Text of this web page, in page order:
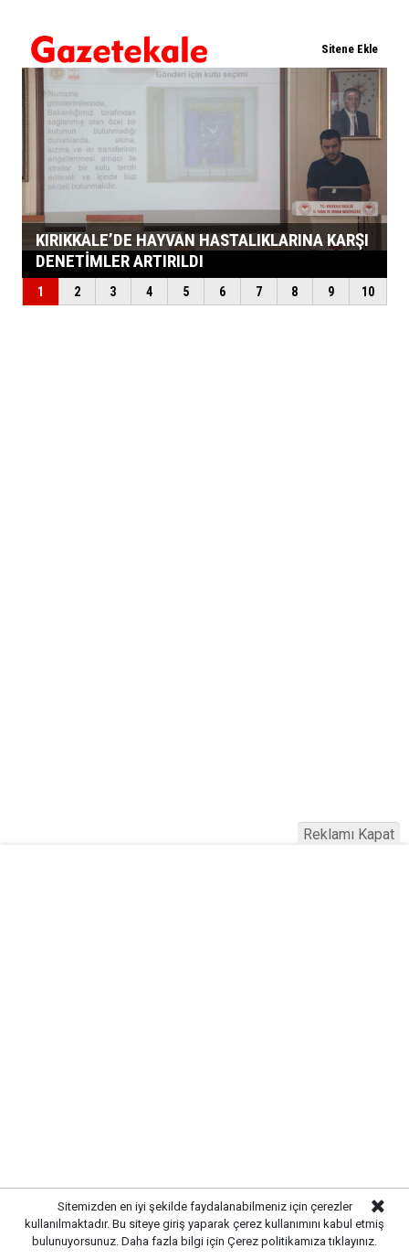
Sitemizden en iyi şekilde faydalanabilmeniz için çerezler
kullanılmaktadır. Bu siteye giriş yaparak çerez kullanımını kabul etmiş
bulunuyorsunuz. Daha fazla bilgi için Çerez politikamıza tıklayınız.
Reklamı Kapat